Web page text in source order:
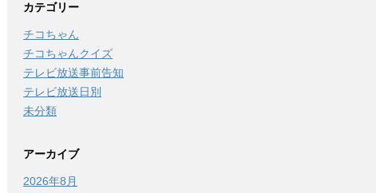
カテゴリー
チコちゃん
チコちゃんクイズ
テレビ放送事前告知
テレビ放送日別
未分類
アーカイブ
2026年8月